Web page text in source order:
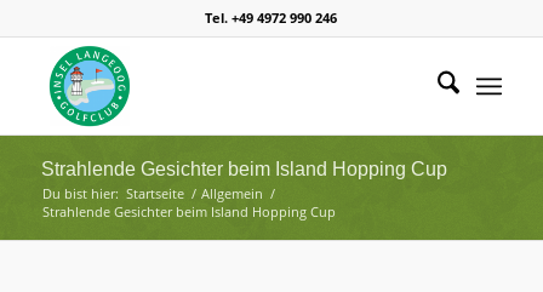
Tel. +49 4972 990 246
Strahlende Gesichter beim Island Hopping Cup
Du bist hier: Startseite / Allgemein /
Strahlende Gesichter beim Island Hopping Cup